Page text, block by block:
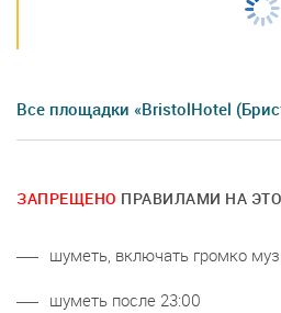
Все площадки «BristolHotel
ЗАПРЕЩЕНО ПРАВИЛАМИ НА
шуметь, включать громко
шуметь после 23:00